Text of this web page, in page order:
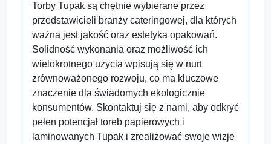
Torby Tupak są chętnie wybierane przez
przedstawicieli branży cateringowej, dla których
ważna jest jakość oraz estetyka opakowań.
Solidność wykonania oraz możliwość ich
wielokrotnego użycia wpisują się w nurt
zrównoważonego rozwoju, co ma kluczowe
znaczenie dla świadomych ekologicznie
konsumentów. Skontaktuj się z nami, aby odkryć
pełen potencjał toreb papierowych i
laminowanych Tupak i zrealizować swoje wizje